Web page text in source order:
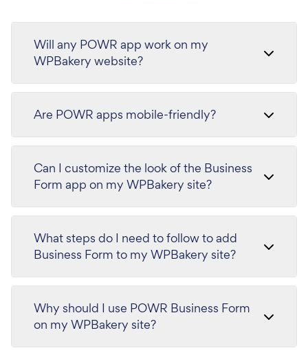
Will any POWR app work on my
WPBakery website?
Are POWR apps mobile-friendly?
Can I customize the look of the Business
Form app on my WPBakery site?
What steps do I need to follow to add
Business Form to my WPBakery site?
Why should I use POWR Business Form
on my WPBakery site?